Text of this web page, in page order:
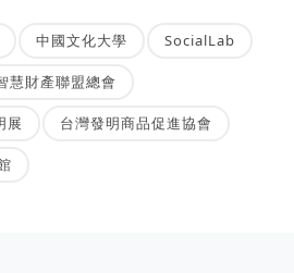
中國文化大學 SocialLab
慧財產聯盟總會
展 台灣發明商品促進協會